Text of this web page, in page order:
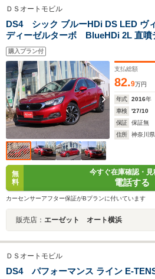
ＤＳオートモビル
DS4 シック ブルーHDi DS LED ヴ
ディーゼルターボ BlueHDi 2L 直噴
DOHCエンジン 純正ナビ+地デジ
レザーコンビシート
購入プラン付
支払総額
82.9万円
年式 2016年
車検
'27/10
保証
保証無
住所
神奈川
無
料
今すぐ在庫確認・見
電話する
カーセンサーアフター保証がBプランに付いています
販売店： エーゼット オート横浜
ＤＳオートモビル
DS4 パフォーマンス ライン E-